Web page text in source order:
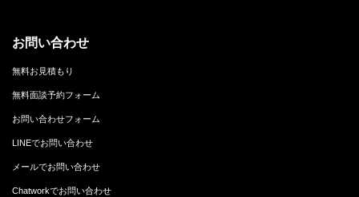
お問い合わせ
無料お見積もり
無料面談予約フォーム
お問い合わせフォーム
LINEでお問い合わせ
メールでお問い合わせ
Chatworkでお問い合わせ